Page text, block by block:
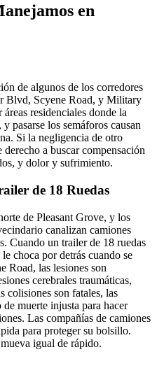
en
de algunos de los corredores
Blvd, Scyene Road, y Military
residenciales donde la
pasarse los semáforos causan
Si la negligencia de otro
a buscar compensación
y dolor y sufrimiento.
de 18 Ruedas
de Pleasant Grove, y los
canalizan camiones
Cuando un trailer de 18 ruedas
choca por detrás cuando se
Road, las lesiones son
cerebrales traumáticas,
colisiones son fatales, las
muerte injusta para hacer
Las compañías de camiones
para proteger su bolsillo.
igual de rápido.